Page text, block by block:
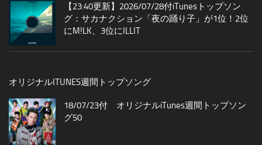
【23:40更新】2026/07/28付iTunesトップソン
グ：サカナクション「夜の踊り子」が1位！2位
にM!LK、3位にILLIT
オリジナルITUNES週間トップソング
18/07/23付 オリジナルiTunes週間トップソン
グ50